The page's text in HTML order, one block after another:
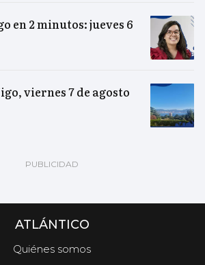
en 2 minutos: jueves 6
viernes 7 de agosto
ATLÁNTICO
Quiénes somos